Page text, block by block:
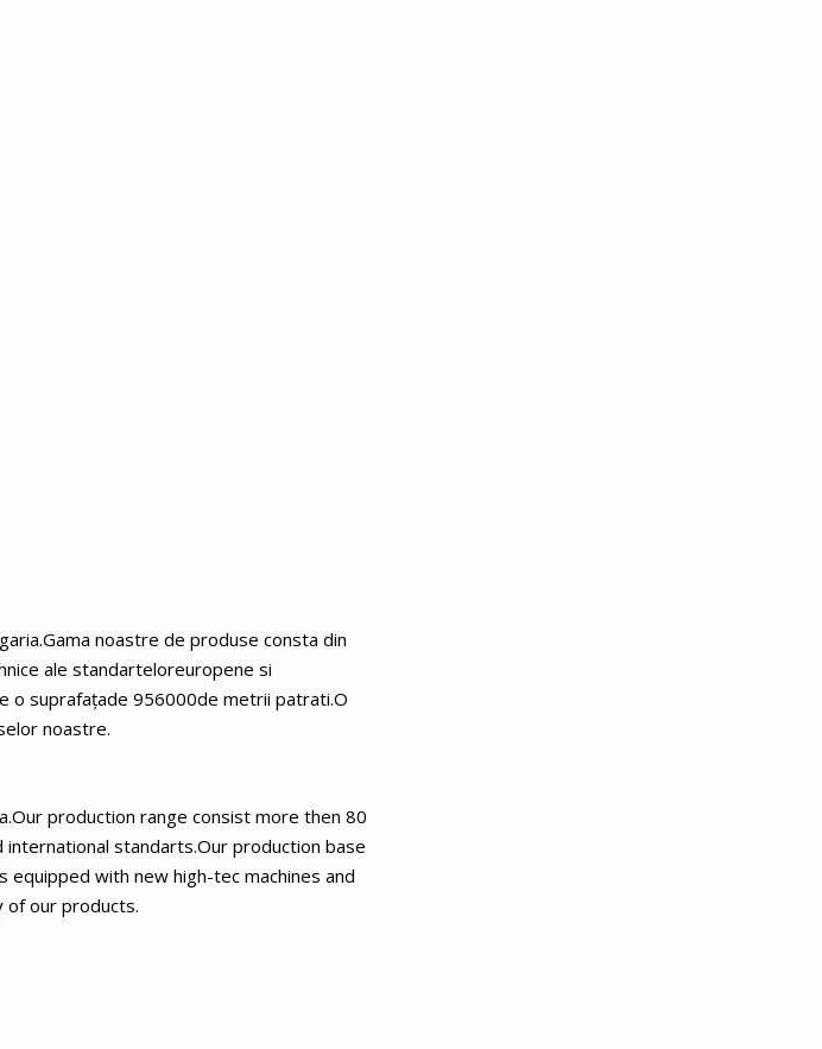
noastre de produse consta din
ale standarteloreuropene si
o suprafațade 956000de metrii patrati.O
noastre.
production range consist more then 80
standarts.Our production base
equipped with new high-tec machines and
of our products.